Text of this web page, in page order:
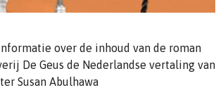
over de inhoud van de roman
De Geus de Nederlandse vertaling van
Susan Abulhawa